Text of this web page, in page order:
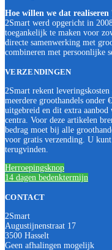
Hoe willen we dat realiseren
2Smart werd opgericht in
toegankelijk te maken voor
directe samenwerking met
combineren met persoonlijke
VERZENDINGEN
2Smart rekent
meerdere groothandels onder
uitgebreid en dit extra aanbod
centra. Voor deze artikelen
bedrag moet bij alle
voor gratis verzending. U
terugvinden.
Herroepingsknop
14 dagen bedenktermijn
CONTACT
2Smart
Augustijnenstraat 17
3500 Hasselt
Geen afhalingen mogelijk